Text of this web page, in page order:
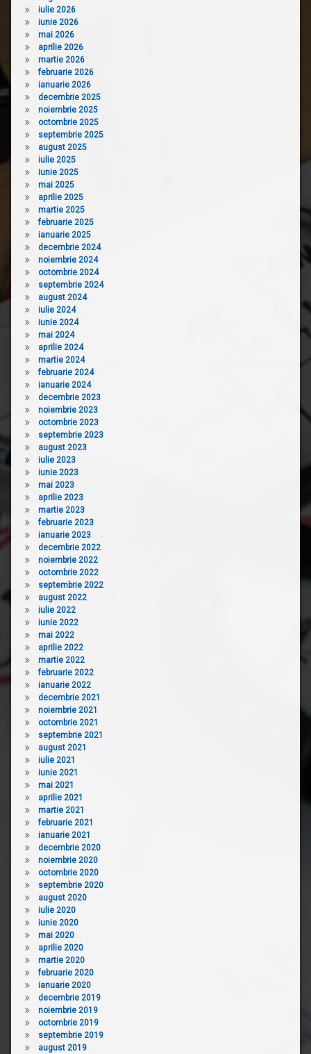
iulie 2026
iunie 2026
mai 2026
aprilie 2026
martie 2026
februarie 2026
ianuarie 2026
decembrie 2025
noiembrie 2025
octombrie 2025
septembrie 2025
august 2025
iulie 2025
iunie 2025
mai 2025
aprilie 2025
martie 2025
februarie 2025
ianuarie 2025
decembrie 2024
noiembrie 2024
octombrie 2024
septembrie 2024
august 2024
iulie 2024
iunie 2024
mai 2024
aprilie 2024
martie 2024
februarie 2024
ianuarie 2024
decembrie 2023
noiembrie 2023
octombrie 2023
septembrie 2023
august 2023
iulie 2023
iunie 2023
mai 2023
aprilie 2023
martie 2023
februarie 2023
ianuarie 2023
decembrie 2022
noiembrie 2022
octombrie 2022
septembrie 2022
august 2022
iulie 2022
iunie 2022
mai 2022
aprilie 2022
martie 2022
februarie 2022
ianuarie 2022
decembrie 2021
noiembrie 2021
octombrie 2021
septembrie 2021
august 2021
iulie 2021
iunie 2021
mai 2021
aprilie 2021
martie 2021
februarie 2021
ianuarie 2021
decembrie 2020
noiembrie 2020
octombrie 2020
septembrie 2020
august 2020
iulie 2020
iunie 2020
mai 2020
aprilie 2020
martie 2020
februarie 2020
ianuarie 2020
decembrie 2019
noiembrie 2019
octombrie 2019
septembrie 2019
august 2019